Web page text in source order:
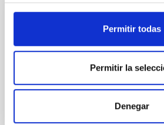
Permitir todas
Permitir la
Denegar
falla el libro ganador en una
dedicada a la divulgación
El comité estudiantil del Premio
ganador de este certamen